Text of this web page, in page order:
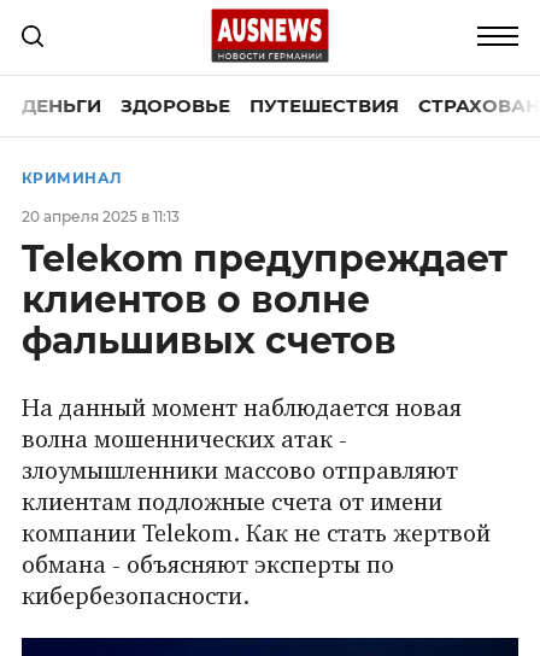
ДЕНЬГИ ЗДОРОВЬЕ ПУТЕШЕСТВИЯ
КРИМИНАЛ
20 апреля 2025 в 11:13
Telekom предупреждает
клиентов о волне
фальшивых счетов
На данный момент наблюдается новая
волна мошеннических атак -
злоумышленники массово отправляют
клиентам подложные счета от имени
компании Telekom. Как не стать жертвой
обмана - объясняют эксперты по
кибербезопасности.